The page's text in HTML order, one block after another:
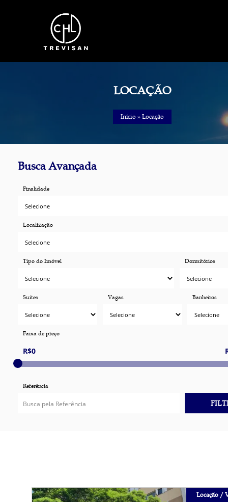
LOCAÇÃO
Início »Locação
Busca Avançada
Finalidade
Localização
Tipo do Imóvel Dormitórios
Suítes Vagas Banheiros
Faixa de preço
Referência
Locação